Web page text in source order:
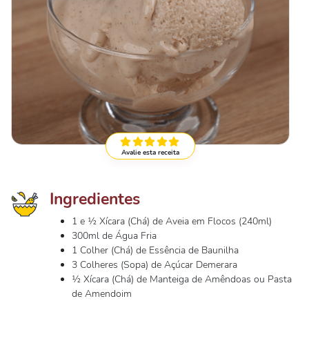
Avalie esta receita
Ingredientes
1 e ½ Xícara (Chá) de Aveia em Flocos (240ml)
300ml de Água Fria
1 Colher (Chá) de Essência de Baunilha
3 Colheres (Sopa) de Açúcar Demerara
½ Xícara (Chá) de Manteiga de Amêndoas ou Pasta
de Amendoim